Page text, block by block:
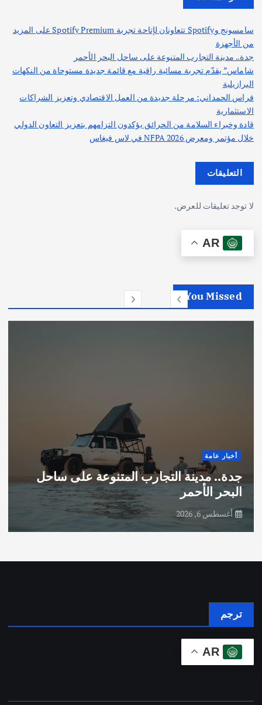
سامسونج وSpotify تتعاونان لإتاحة تجربة Spotify Premium على المزيد
من الأجهزة
جدة.. مدينة التجارب المتنوعة على ساحل البحر الأحمر
شاماس” يقدّم تجربة مسائية راقية مع قائمة جديدة مستوحاة من النكهات
البرازيلية
فراس الحمداني: مرحلة جديدة من العمل الاقتصادي وتعزيز الشراكات
الاستثمارية
قادة وخبراء السلامة من الحرائق يؤكدون التزامهم بتعزيز التعاون الدولي
خلال مؤتمر ومعرض NFPA 2026 في لاس فيغاس
التعليقات
لا توجد تعليقات للعرض.
AR
You Missed
أخبار عامة
جدة.. مدينة التجارب المتنوعة على ساحل
البحر الأحمر
أغسطس 6, 2026
ترجم
AR